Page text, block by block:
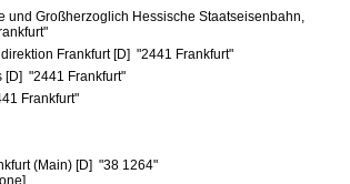
und Großherzoglich Hessische Staatseisenbahn,
Frankfurt [D] "2441 Frankfurt"
[D] "2441 Frankfurt"
Frankfurt"
(Main) [D] "38 1264"